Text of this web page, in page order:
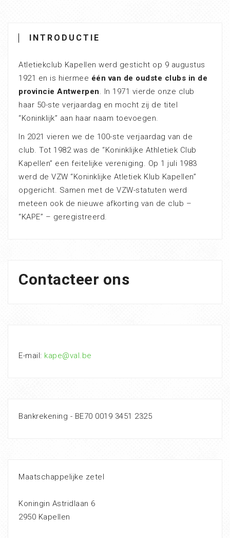
INTRODUCTIE
Atletiekclub Kapellen werd gesticht op 9 augustus
1921 en is hiermee één van de oudste clubs in de
provincie Antwerpen. In 1971 vierde onze club
haar 50-ste verjaardag en mocht zij de titel
“Koninklijk” aan haar naam toevoegen.
In 2021 vieren we de 100-ste verjaardag van de
club. Tot 1982 was de “Koninklijke Athletiek Club
Kapellen” een feitelijke vereniging. Op 1 juli 1983
werd de VZW “Koninklijke Atletiek Klub Kapellen”
opgericht. Samen met de VZW-statuten werd
meteen ook de nieuwe afkorting van de club –
“KAPE” – geregistreerd.
Contacteer ons
E-mail: kape@val.be
Bankrekening - BE70 0019 3451 2325
Maatschappelijke zetel
Koningin Astridlaan 6
2950 Kapellen